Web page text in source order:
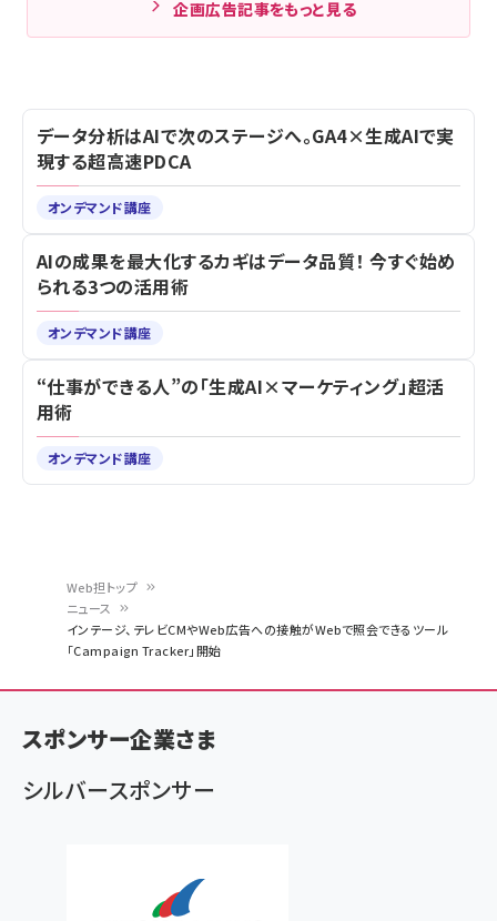
く
ず
Web担トップ
ニュース
インテージ、テレビCMやWeb広告への接触がWebで照会できるツール
「Campaign Tracker」開始
企画広告記事をもっと見る
データ分析はAIで次のステージへ。GA4×生成AIで実
現する超高速PDCA
オンデマンド講座
AIの成果を最大化するカギはデータ品質！ 今すぐ始め
られる3つの活用術
オンデマンド講座
“仕事ができる人”の「生成AI×マーケティング」超活
用術
オンデマンド講座
スポンサー企業さま
シルバースポンサー